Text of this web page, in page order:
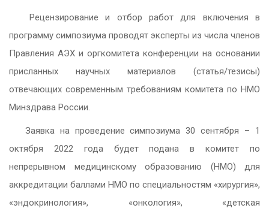
Рецензирование и отбор работ для включения в
программу симпозиума проводят эксперты из числа членов
Правления АЭХ и оргкомитета конференции на основании
присланных научных материалов (статья/тезисы)
отвечающих современным требованиям комитета по НМО
Минздрава России.
Заявка на проведение симпозиума 30 сентября – 1
октября 2022 года будет подана в комитет по
непрерывном медицинскому образованию (НМО) для
аккредитации баллами НМО по специальностям «хирургия»,
«эндокринология», «онкология», «детская